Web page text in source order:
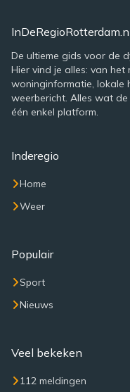
De ultieme gids voor de
Hier vind je alles: van
woninginformatie, lokale
weerbericht. Alles wat
één enkel platform.
Inderegio
Home
Weer
Populair
Sport
Nieuws
Veel bekeken
112 meldingen